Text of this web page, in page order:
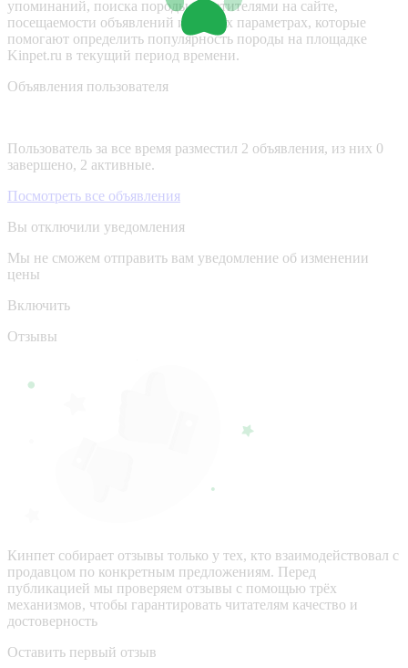
упоминаний, поиска породы посетителями на сайте,
посещаемости объявлений и других параметрах, которые
помогают определить популярность породы на площадке
Kinpet.ru в текущий период времени.
Объявления пользователя
Пользователь за все время разместил 2 объявления, из них 0
завершено, 2 активные.
Посмотреть все объявления
Вы отключили уведомления
Мы не сможем отправить вам уведомление об изменении
цены
Включить
Отзывы
Кинпет собирает отзывы только у тех, кто взаимодействовал с
продавцом по конкретным предложениям. Перед
публикацией мы проверяем отзывы с помощью трёх
механизмов, чтобы гарантировать читателям качество и
достоверность
Оставить первый отзыв